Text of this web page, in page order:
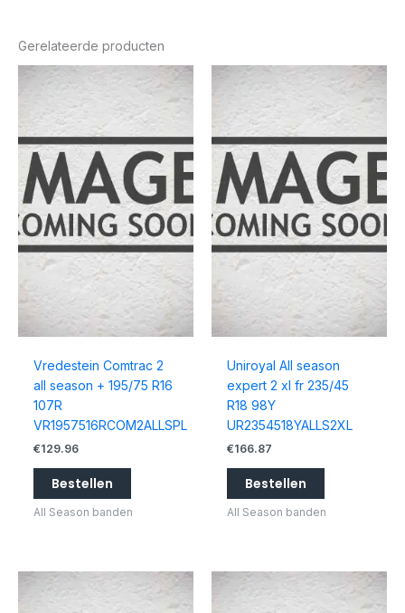
Gerelateerde producten
Vredestein Comtrac 2
all season + 195/75 R16
107R
VR1957516RCOM2ALLSPL
€129.96
Bestellen
All Season banden
Uniroyal All season
expert 2 xl fr 235/45
R18 98Y
UR2354518YALLS2XL
€166.87
Bestellen
All Season banden